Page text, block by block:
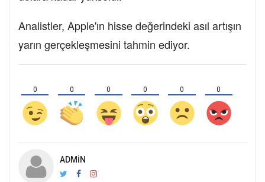
Analistler, Apple'ın hisse değerindeki asıl artışın
yarın gerçekleşmesini tahmin ediyor.
0 0 0 0 0 0
ADMIN